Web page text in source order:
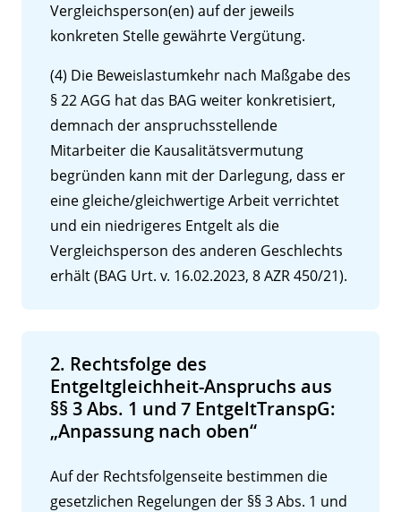
Vergleichsperson(en) auf der jeweils
konkreten Stelle gewährte Vergütung.
(4) Die Beweislastumkehr nach Maßgabe des
§ 22 AGG hat das BAG weiter konkretisiert,
demnach der anspruchsstellende
Mitarbeiter die Kausalitätsvermutung
begründen kann mit der Darlegung, dass er
eine gleiche/gleichwertige Arbeit verrichtet
und ein niedrigeres Entgelt als die
Vergleichsperson des anderen Geschlechts
erhält (BAG Urt. v. 16.02.2023, 8 AZR 450/21).
2. Rechtsfolge des
Entgeltgleichheit-Anspruchs aus
§§ 3 Abs. 1 und 7 EntgeltTranspG:
„Anpassung nach oben“
Auf der Rechtsfolgenseite bestimmen die
gesetzlichen Regelungen der §§ 3 Abs. 1 und